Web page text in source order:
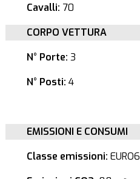
Cavalli: 70
CORPO VETTURA
N° Porte: 3
N° Posti: 4
EMISSIONI E CONSUMI
Classe emissioni: EURO6